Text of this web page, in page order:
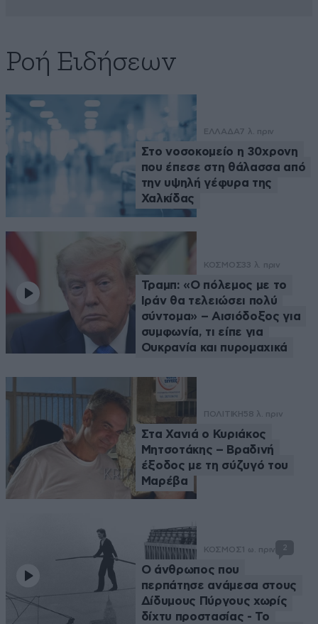
Ροή Ειδήσεων
ΕΛΛΑΔΑ7 λ. πριν
Στο νοσοκομείο η 30χρονη
που έπεσε στη θάλασσα από
την υψηλή γέφυρα της
Χαλκίδας
ΚΟΣΜΟΣ33 λ. πριν
Τραμπ: «Ο πόλεμος με το
Ιράν θα τελειώσει πολύ
σύντομα» – Αισιόδοξος για
συμφωνία, τι είπε για
Ουκρανία και πυρομαχικά
ΠΟΛΙΤΙΚΗ58 λ. πριν
Στα Χανιά ο Κυριάκος
Μητσοτάκης – Βραδινή
έξοδος με τη σύζυγό του
Μαρέβα
ΚΟΣΜΟΣ 1 ω. πριν 2
Ο άνθρωπος που
περπάτησε ανάμεσα στους
Δίδυμους Πύργους χωρίς
δίχτυ προστασίας - Το